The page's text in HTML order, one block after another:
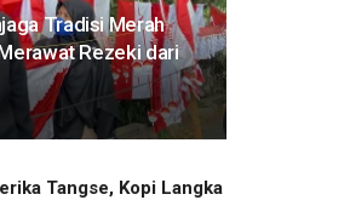
Tradisi Merah
Rezeki dari
Tangse, Kopi Langka